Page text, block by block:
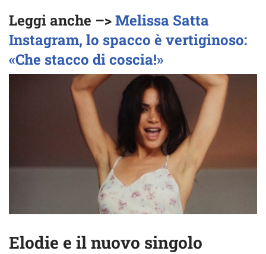
Leggi anche –>Melissa Satta
Instagram, lo spacco è vertiginoso:
«Che stacco di coscia!»
Elodie e il nuovo singolo